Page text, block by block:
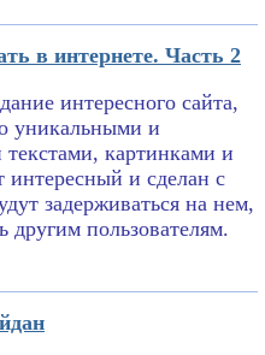
в интернете. Часть 2
интересного сайта,
уникальными и
картинками и
интересный и сделан с
задерживаться на нем,
другим пользователям.